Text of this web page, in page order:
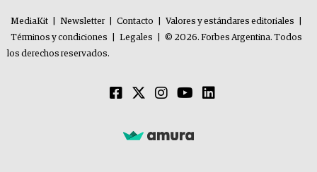
MediaKit Newsletter Contacto Valores y estándares editoriales
Términos y condiciones
Legales
© 2026. Forbes Argentina. Todos
los derechos reservados.